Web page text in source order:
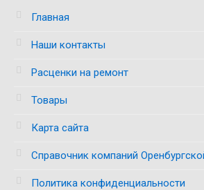
Главная
Наши контакты
Расценки на ремонт
Товары
Карта сайта
Справочник компаний
Политика конфиденциальности